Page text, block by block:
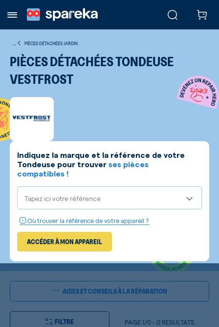
PIÈCES DÉTACHÉES JARDIN
PIÈCES DÉTACHÉES TONDEUSE
VESTFROST
Indiquez la marque et la référence de votre
Tondeuse pour trouver ses pièces
compatibles !
Tapez ici votre référence
Où trouver la référence de votre appareil ?
ACCÉDER À MON APPAREIL
AIDES ET CONSEILS À LA RÉPARATION
FILTRE PAGE 1/0- 0 RESULTATS